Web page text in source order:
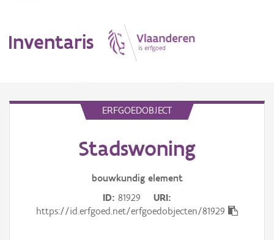
Inventaris
ERFGOEDOBJECT
Stadswoning
bouwkundig element
ID 81929
URI
https://id.erfgoed.net/erfgoedobjecten/81929